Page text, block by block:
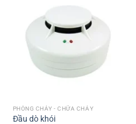
PHÒNG CHÁY - CHỮA CHÁY
Đầu dò khói